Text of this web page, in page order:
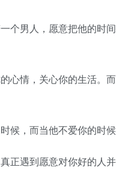
男人，愿意把他的时
情，关心你的生活。
，而当他不爱你的时候
遇到愿意对你好的人并